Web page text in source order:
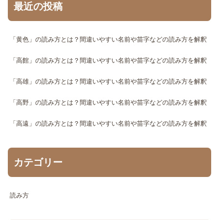
最近の投稿
「黄色」の読み方とは？間違いやすい名前や苗字などの読み方を解釈
「高館」の読み方とは？間違いやすい名前や苗字などの読み方を解釈
「高雄」の読み方とは？間違いやすい名前や苗字などの読み方を解釈
「高野」の読み方とは？間違いやすい名前や苗字などの読み方を解釈
「高遠」の読み方とは？間違いやすい名前や苗字などの読み方を解釈
カテゴリー
読み方